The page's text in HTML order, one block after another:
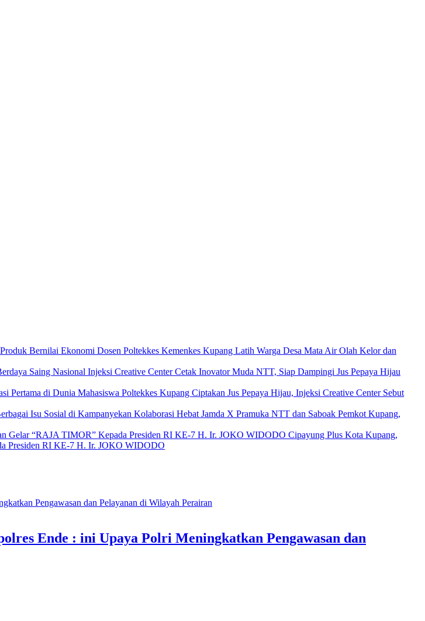
Dosen Poltekkes Kemenkes Kupang Latih Warga Desa Mata Air Olah Kelor dan
Injeksi Creative Center Cetak Inovator Muda NTT, Siap Dampingi Jus Pepaya Hijau
Mahasiswa Poltekkes Kupang Ciptakan Jus Pepaya Hijau, Injeksi Creative Center Sebut
Kolaborasi Hebat Jamda X Pramuka NTT dan Saboak Pemkot Kupang,
Cipayung Plus Kota Kupang,
Presiden RI KE-7 H. Ir. JOKO WIDODO
Ende : ini Upaya Polri Meningkatkan Pengawasan dan